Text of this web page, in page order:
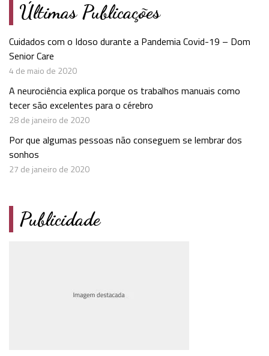
Últimas Publicações
Cuidados com o Idoso durante a Pandemia Covid-19 – Dom
Senior Care
4 de maio de 2020
A neurociência explica porque os trabalhos manuais como
tecer são excelentes para o cérebro
28 de janeiro de 2020
Por que algumas pessoas não conseguem se lembrar dos
sonhos
27 de janeiro de 2020
Publicidade